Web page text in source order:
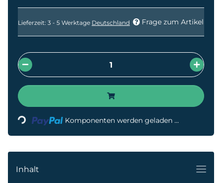
Lieferzeit: 3 - 5 Werktage Deutschland Frage zum Artikel
Loading... Komponenten werden geladen ...
Inhalt